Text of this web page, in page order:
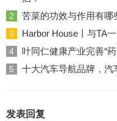
2 苦菜的功效与作用有哪
3 Harbor House丨与TA
4 叶同仁健康产业完善“
5 十大汽车导航品牌，汽
发表回复